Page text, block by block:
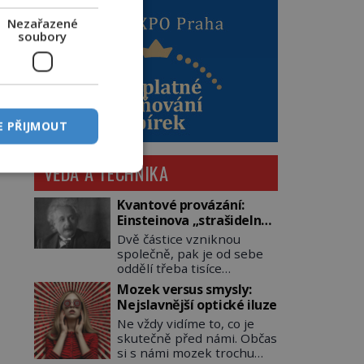
VĚDA A TECHNIKA
Kvantové provázání:
Einsteinova „strašidelná
akce na dálku“ dál mate i
fascinuje vědce
Dvě částice vzniknou
společně, pak je od sebe
oddělí třeba tisíce
kilometrů. Přesto se při
měření chovají, jako by
mezi nimi existovalo
neviditelné pouto. Albert
Einstein tomu s jistou
dávkou ironie říká
Mozek versus smysly:
Nejslavnější optické iluze
Ne vždy vidíme to, co je
skutečně před námi. Občas
si s námi mozek trochu
Nezařazené
soubory
PŘIJMOUT